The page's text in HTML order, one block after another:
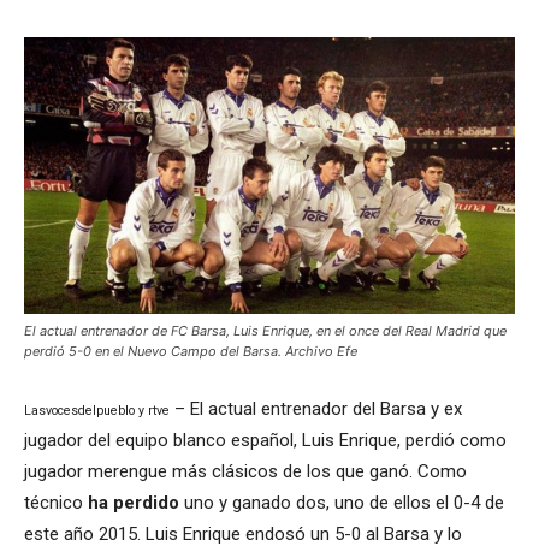
El actual entrenador de FC Barsa, Luis Enrique, en el once del Real Madrid que
perdió 5-0 en el Nuevo Campo del Barsa. Archivo Efe
Lasvocesdelpueblo y rtve – El actual entrenador del Barsa y ex
jugador del equipo blanco español, Luis Enrique, perdió como
jugador merengue más clásicos de los que ganó. Como
técnico ha perdido uno y ganado dos, uno de ellos el 0-4 de
este año 2015. Luis Enrique endosó un 5-0 al Barsa y lo